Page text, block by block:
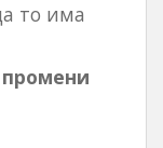
то има